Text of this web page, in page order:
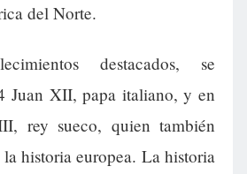
del Norte.
destacados, se
Juan XII, papa italiano, y en
rey sueco, quien también
historia europea. La historia